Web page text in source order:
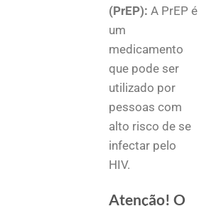
(PrEP): A PrEP é
um
medicamento
que pode ser
utilizado por
pessoas com
alto risco de se
infectar pelo
HIV.
Atenção! O